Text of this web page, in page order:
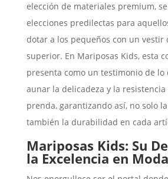
elección de materiales premium,
elecciones predilectas para
dotar a los pequeños con un vestir
superior. En Mariposas Kids, esta
presenta como un testimonio de lo
aunar la delicadeza y la
prenda, garantizando así, no solo
también la durabilidad en cada
Mariposas Kids: Su
la Excelencia en